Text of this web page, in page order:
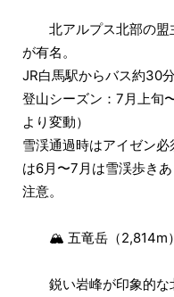
北アルプス北部の盟
が有名。
JR白馬駅からバス約30
登山シーズン：7月上旬
より変動）
雪渓通過時はアイゼン
は6月〜7月は雪渓歩き
注意。
🏔 五竜岳（2,814m
鋭い岩峰が印象的な